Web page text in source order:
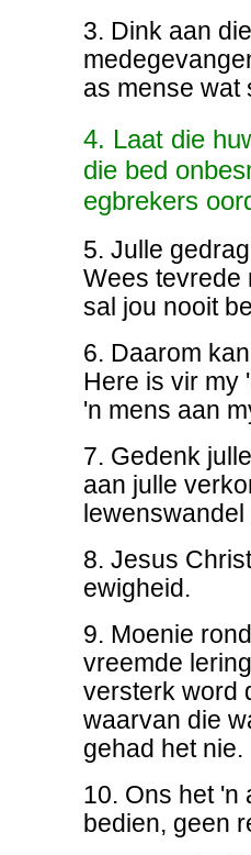
3. Dink aan
as mense wat
4. Laat die
die bed
egbrekers
5. Julle
Wees tevrede
sal jou nooit
6. Daarom
Here is vir my
'n mens aan
7. Gedenk
aan julle
8. Jesus
ewigheid.
9. Moenie
vreemde
versterk word
waarvan die
gehad het nie.
10. Ons het 'n
bedien, geen